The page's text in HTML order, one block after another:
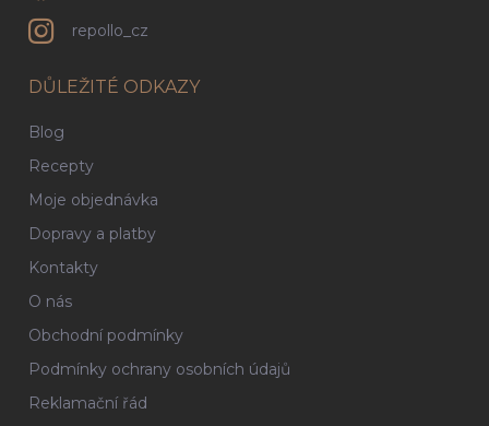
repollo_cz
DŮLEŽITÉ ODKAZY
Blog
Recepty
Moje objednávka
Dopravy a platby
Kontakty
O nás
Obchodní podmínky
Podmínky ochrany osobních údajů
Reklamační řád